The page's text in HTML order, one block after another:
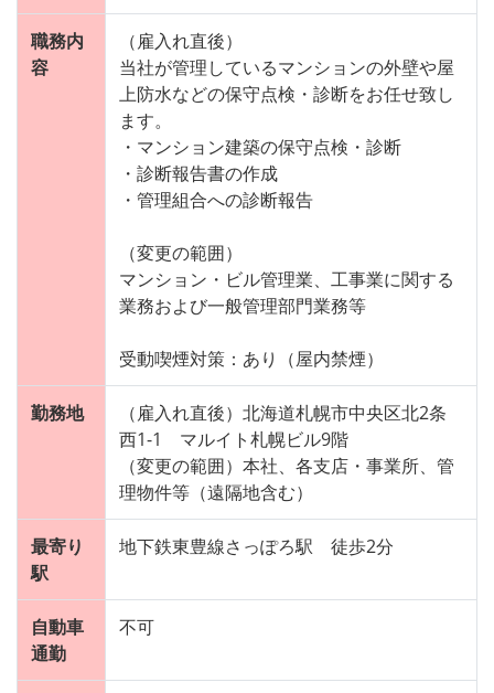
職務内
容
（雇入れ直後）
当社が管理しているマンションの外壁や屋
上防水などの保守点検・診断をお任せ致し
ます。
・マンション建築の保守点検・診断
・診断報告書の作成
・管理組合への診断報告
（変更の範囲）
マンション・ビル管理業、工事業に関する
業務および一般管理部門業務等
受動喫煙対策：あり（屋内禁煙）
勤務地
（雇入れ直後）北海道札幌市中央区北2条
西1-1 マルイト札幌ビル9階
（変更の範囲）本社、各支店・事業所、管
理物件等（遠隔地含む）
最寄り
駅
地下鉄東豊線さっぽろ駅 徒歩2分
自動車
通勤
不可